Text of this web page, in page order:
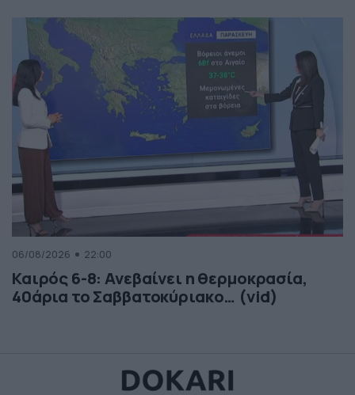
06/08/2026 22:00
Καιρός 6-8: Ανεβαίνει η θερμοκρασία,
40άρια το Σαββατοκύριακο… (vid)